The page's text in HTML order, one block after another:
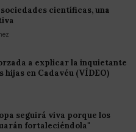
científicas, una
a explicar la inquietante
hijas en Cadavéu (VÍDEO)
seguirá viva porque los
fortaleciéndola"